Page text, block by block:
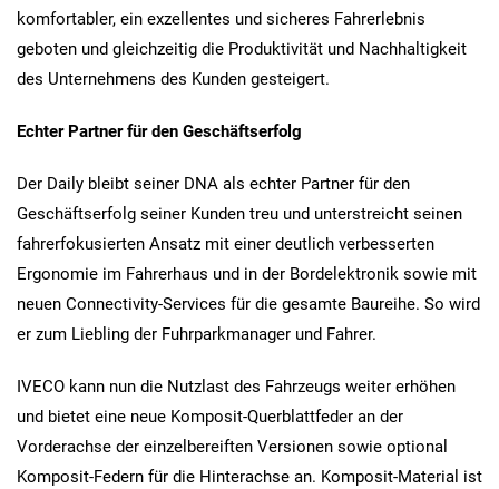
komfortabler, ein exzellentes und sicheres Fahrerlebnis
geboten und gleichzeitig die Produktivität und Nachhaltigkeit
des Unternehmens des Kunden gesteigert.
Echter Partner für den Geschäftserfolg
Der Daily bleibt seiner DNA als echter Partner für den
Geschäftserfolg seiner Kunden treu und unterstreicht seinen
fahrerfokusierten Ansatz mit einer deutlich verbesserten
Ergonomie im Fahrerhaus und in der Bordelektronik sowie mit
neuen Connectivity-Services für die gesamte Baureihe. So wird
er zum Liebling der Fuhrparkmanager und Fahrer.
IVECO kann nun die Nutzlast des Fahrzeugs weiter erhöhen
und bietet eine neue Komposit-Querblattfeder an der
Vorderachse der einzelbereiften Versionen sowie optional
Komposit-Federn für die Hinterachse an. Komposit-Material ist